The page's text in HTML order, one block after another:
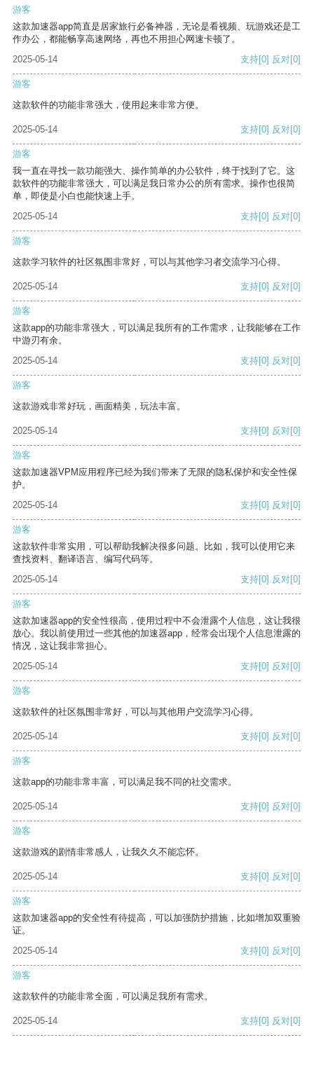
游客
这款加速器app简直是居家旅行必备神器，无论是看视频、玩游戏还是工
作办公，都能畅享高速网络，再也不用担心网速卡顿了。
2025-05-14
支持[0] 反对[0]
游客
这款软件的功能非常强大，使用起来非常方便。
2025-05-14 支持[0] 反对[0]
游客
我一直在寻找一款功能强大、操作简单的办公软件，终于找到了它。这
款软件的功能非常强大，可以满足我日常办公的所有需求。操作也很简
单，即使是小白也能快速上手。
2025-05-14
支持[0] 反对[0]
游客
这款学习软件的社区氛围非常好，可以与其他学习者交流学习心得。
2025-05-14 支持[0] 反对[0]
游客
这款app的功能非常强大，可以满足我所有的工作需求，让我能够在工作
中游刃有余。
2025-05-14
支持[0] 反对[0]
游客
这款游戏非常好玩，画面精美，玩法丰富。
2025-05-14 支持[0] 反对[0]
游客
这款加速器VPM应用程序已经为我们带来了无限的隐私保护和安全性保
护。
2025-05-14
支持[0] 反对[0]
游客
这款软件非常实用，可以帮助我解决很多问题。比如，我可以使用它来
查找资料、翻译语言、编写代码等。
2025-05-14
支持[0] 反对[0]
游客
这款加速器app的安全性很高，使用过程中不会泄露个人信息，这让我很
放心。我以前使用过一些其他的加速器app，经常会出现个人信息泄露的
情况，这让我非常担心。
2025-05-14
支持[0] 反对[0]
游客
这款软件的社区氛围非常好，可以与其他用户交流学习心得。
2025-05-14 支持[0] 反对[0]
游客
这款app的功能非常丰富，可以满足我不同的社交需求。
2025-05-14 支持[0] 反对[0]
游客
这款游戏的剧情非常感人，让我久久不能忘怀。
2025-05-14 支持[0] 反对[0]
游客
这款加速器app的安全性有待提高，可以加强防护措施，比如增加双重验
证。
2025-05-14
支持[0] 反对[0]
游客
这款软件的功能非常全面，可以满足我所有需求。
2025-05-14 支持[0] 反对[0]